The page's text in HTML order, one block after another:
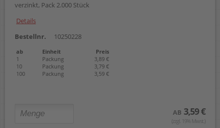
verzinkt, Pack 2.000 Stück
Details
Bestellnr.
10250228
ab Einheit
Preis
1
Packung
3,89 €
10
Packung
3,79 €
100
Packung 3,59 €
AB 3,59 €
(zzgl. 19% Mwst.)